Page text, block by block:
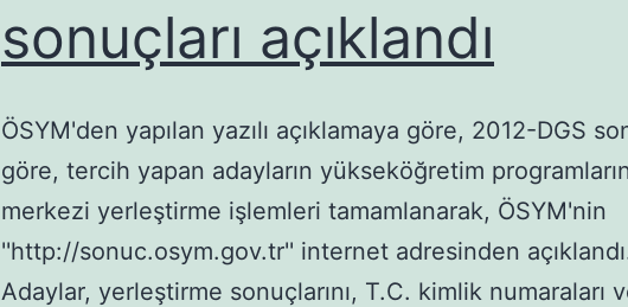
sonuçları açıklandı
ÖSYM'den yapılan yazılı açıklamaya göre, 2012-DGS
göre, tercih yapan adayların yükseköğretim
merkezi yerleştirme işlemleri tamamlanarak, ÖSYM'nin
''http://sonuc.osym.gov.tr'' internet adresinden
Adaylar, yerleştirme sonuçlarını, T.C. kimlik numaraları